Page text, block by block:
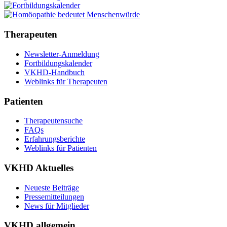
Therapeuten
Newsletter-Anmeldung
Fortbildungskalender
VKHD-Handbuch
Weblinks für Therapeuten
Patienten
Therapeutensuche
FAQs
Erfahrungsberichte
Weblinks für Patienten
VKHD Aktuelles
Neueste Beiträge
Pressemitteilungen
News für Mitglieder